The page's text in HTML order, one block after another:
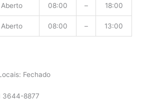
Aberto 08:00 – 18:00
Aberto 08:00 – 13:00
Fechado
3644-8877